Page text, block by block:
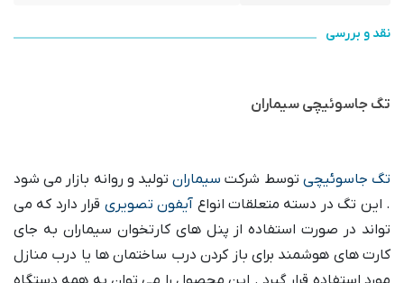
نقد و بررسی
تگ جاسوئیچی سیماران
تگ جاسوئیچی توسط شرکت سیمارانتولید و روانه بازار می‌ شود
. این تگ در دسته متعلقات انواع آیفون تصویری قرار دارد که می‌
تواند در صورت استفاده از پنل ‌های کارتخوان سیماران به جای
کارت‌ های هوشمند برای باز کردن درب ساختمان‌ ها یا درب منازل